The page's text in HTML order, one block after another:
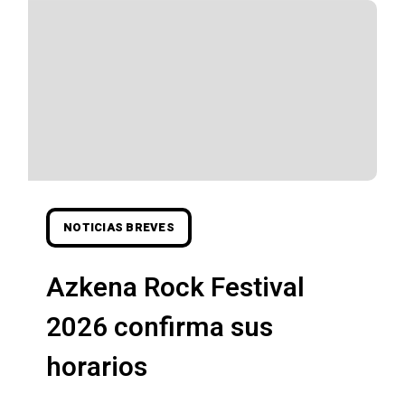
NOTICIAS BREVES
Azkena Rock Festival
2026 confirma sus
horarios